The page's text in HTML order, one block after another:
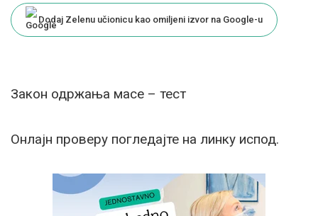
Dodaj Zelenu učionicu kao omiljeni izvor na Google-u
Закон одржања масе – тест
Онлајн проверу погледајте на линку испод.